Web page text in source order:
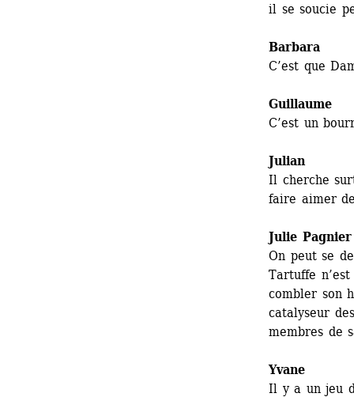
il se soucie
Barbara
C’est que
Guillaume
C’est un
Julian
Il cherche
faire aimer
Julie Pagnier
On peut se
Tartuffe
combler son
catalyseur
membres de
Yvane
Il y a un jeu